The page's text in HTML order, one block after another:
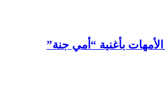
بأغنية “أمي جنة”